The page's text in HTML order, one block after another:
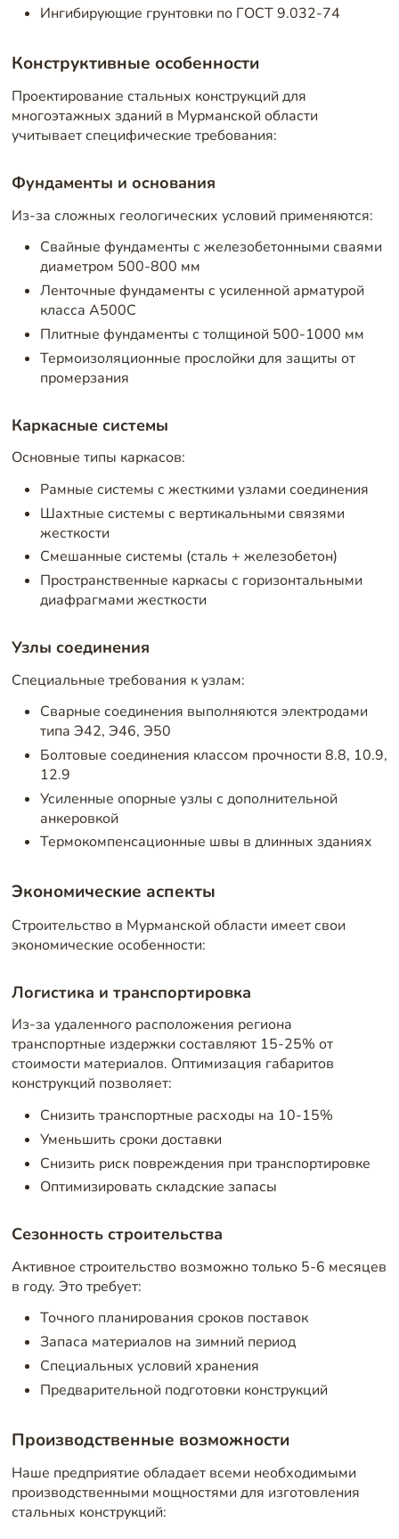
Ингибирующие грунтовки по ГОСТ 9.032-74
Конструктивные особенности
Проектирование стальных конструкций для
многоэтажных зданий в Мурманской области
учитывает специфические требования:
Фундаменты и основания
Из-за сложных геологических условий применяются:
Свайные фундаменты с железобетонными сваями
диаметром 500-800 мм
Ленточные фундаменты с усиленной арматурой
класса А500С
Плитные фундаменты с толщиной 500-1000 мм
Термоизоляционные прослойки для защиты от
промерзания
Каркасные системы
Основные типы каркасов:
Рамные системы с жесткими узлами соединения
Шахтные системы с вертикальными связями
жесткости
Смешанные системы (сталь + железобетон)
Пространственные каркасы с горизонтальными
диафрагмами жесткости
Узлы соединения
Специальные требования к узлам:
Сварные соединения выполняются электродами
типа Э42, Э46, Э50
Болтовые соединения классом прочности 8.8, 10.9,
12.9
Усиленные опорные узлы с дополнительной
анкеровкой
Термокомпенсационные швы в длинных зданиях
Экономические аспекты
Строительство в Мурманской области имеет свои
экономические особенности:
Логистика и транспортировка
Из-за удаленного расположения региона
транспортные издержки составляют 15-25% от
стоимости материалов. Оптимизация габаритов
конструкций позволяет:
Снизить транспортные расходы на 10-15%
Уменьшить сроки доставки
Снизить риск повреждения при транспортировке
Оптимизировать складские запасы
Сезонность строительства
Активное строительство возможно только 5-6 месяцев
в году. Это требует:
Точного планирования сроков поставок
Запаса материалов на зимний период
Специальных условий хранения
Предварительной подготовки конструкций
Производственные возможности
Наше предприятие обладает всеми необходимыми
производственными мощностями для изготовления
стальных конструкций: